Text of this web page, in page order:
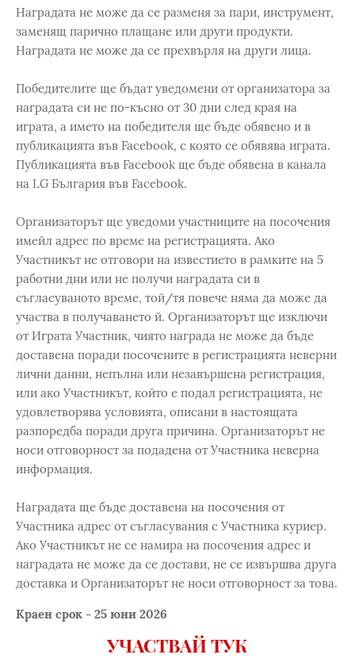
Наградата не може да се разменя за пари, инструмент,
заменящ парично плащане или други продукти.
Наградата не може да се прехвърля на други лица.
Победителите ще бъдат уведомени от организатора за
наградата си не по-късно от 30 дни след края на
играта, а името на победителя ще бъде обявено и в
публикацията във Facebook, с която се обявява играта.
Публикацията във Facebook ще бъде обявена в канала
на LG България във Facebook.
Организаторът ще уведоми участниците на посочения
имейл адрес по време на регистрацията. Ако
Участникът не отговори на известието в рамките на 5
работни дни или не получи наградата си в
съгласуваното време, той/тя повече няма да може да
участва в получаването й. Организаторът ще изключи
от Играта Участник, чиято награда не може да бъде
доставена поради посочените в регистрацията неверни
лични данни, непълна или незавършена регистрация,
или ако Участникът, който е подал регистрацията, не
удовлетворява условията, описани в настоящата
разпоредба поради друга причина. Организаторът не
носи отговорност за подадена от Участника неверна
информация.
Наградата ще бъде доставена на посочения от
Участника адрес от съгласувания с Участника куриер.
Ако Участникът не се намира на посочения адрес и
наградата не може да се достави, не се извършва друга
доставка и Организаторът не носи отговорност за това.
Краен срок - 25 юни 2026
УЧАСТВАЙ ТУК